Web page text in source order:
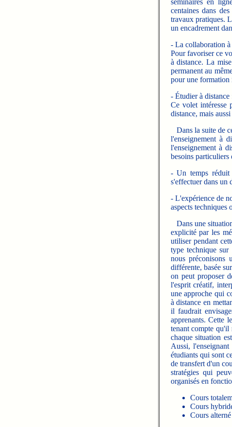
séminaires en
centaines dans
travaux pratiques.
un encadrement
- La collaboration à
Pour favoriser ce
à distance. La
permanent au
pour une formation
- Étudier à distance
Ce volet intéresse
distance, mais
Dans la suite de
l'enseignement à
l'enseignement à
besoins particuliers
- Un temps réduit
s'effectuer dans un
- L'expérience de
aspects techniques
Dans une
explicité par les
utiliser pendant
type technique
nous préconisons
différente, basée
on peut proposer
l'esprit créatif,
une approche qui
à distance en
il faudrait
apprenants. Cette
tenant compte qu'il
chaque situation
Aussi,
étudiants qui sont
de transfert d'un
stratégies qui
organisés en
Cours
Cours
Cours